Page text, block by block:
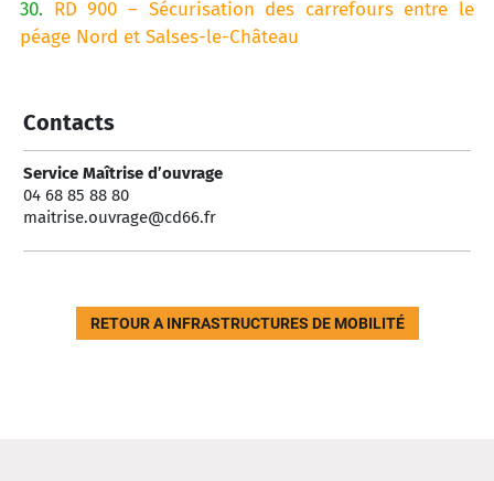
30. RD 900 – Sécurisation des carrefours entre le
péage Nord et Salses-le-Château
Contacts
Service Maîtrise d’ouvrage
04 68 85 88 80
maitrise.ouvrage@cd66.fr
RETOUR A INFRASTRUCTURES DE MOBILITÉ